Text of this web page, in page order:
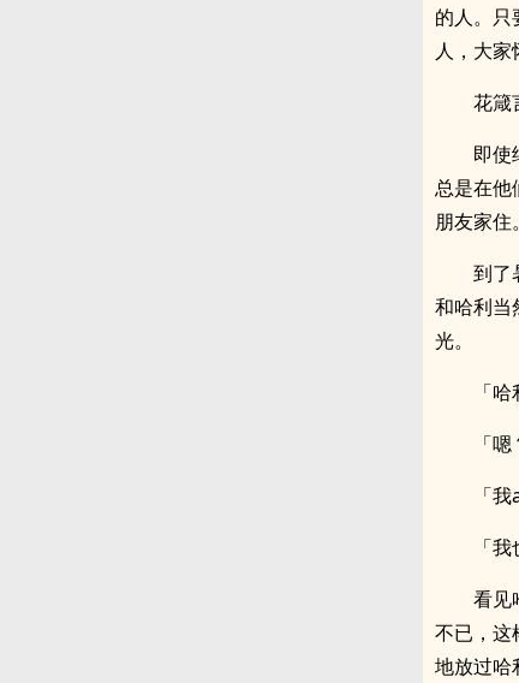
的人。只
人，大家
花箴
即使
总是在他
朋友家住。
到了
和哈利当
光。
「
「
「
「
看见
不已，这
地放过哈